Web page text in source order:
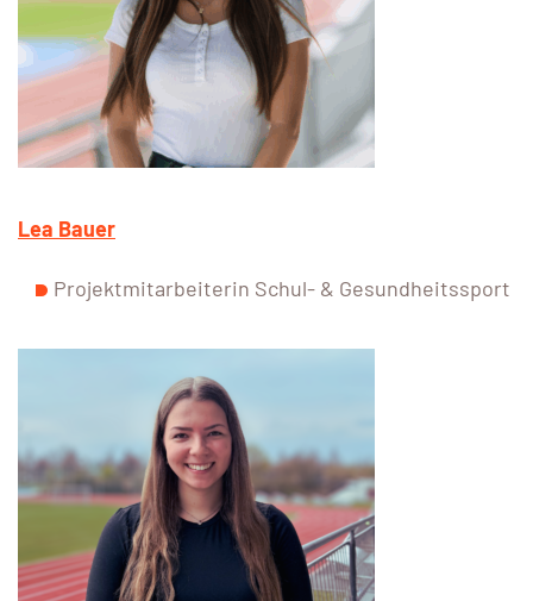
Lea Bauer
Projektmitarbeiterin Schul- & Gesundheitssport